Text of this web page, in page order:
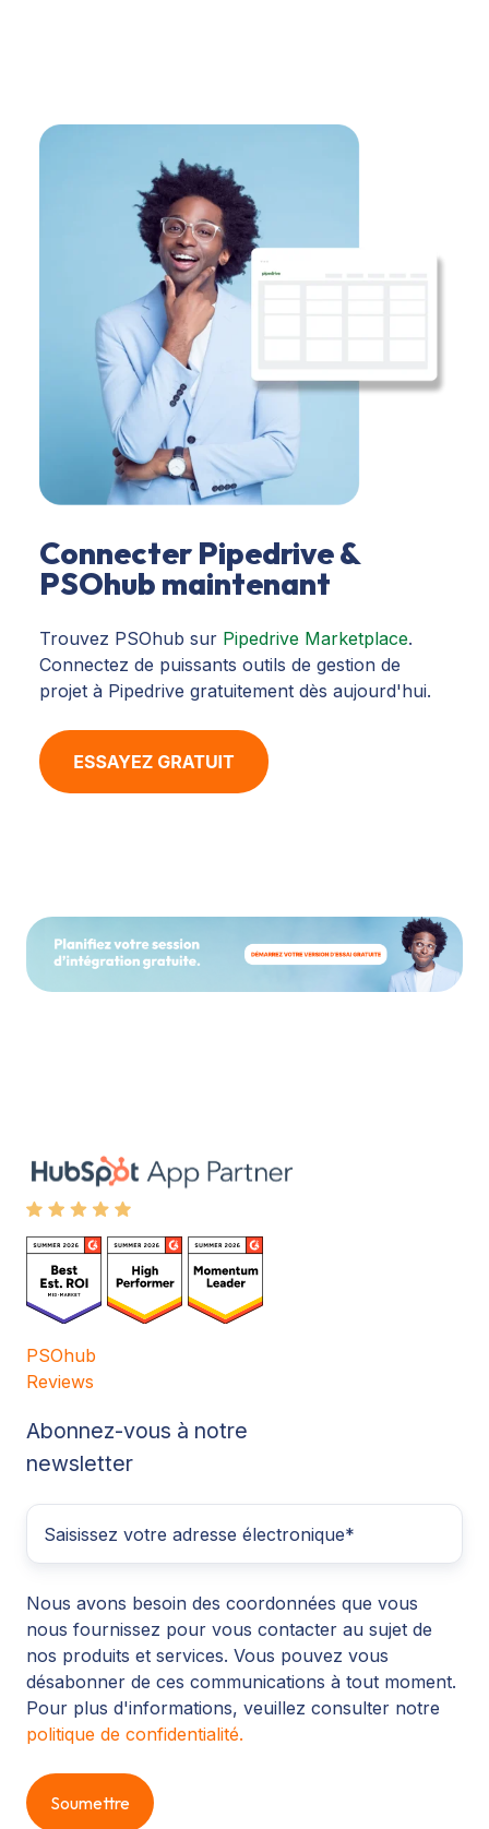
Connecter Pipedrive &
PSOhub maintenant
Trouvez PSOhub sur Pipedrive Marketplace.
Connectez de puissants outils de gestion de
projet à Pipedrive gratuitement dès aujourd'hui.
PSOhub
Reviews
Abonnez-vous à notre
newsletter
Nous avons besoin des coordonnées que vous
nous fournissez pour vous contacter au sujet de
nos produits et services. Vous pouvez vous
désabonner de ces communications à tout moment.
Pour plus d'informations, veuillez consulter notre
politique de confidentialité.